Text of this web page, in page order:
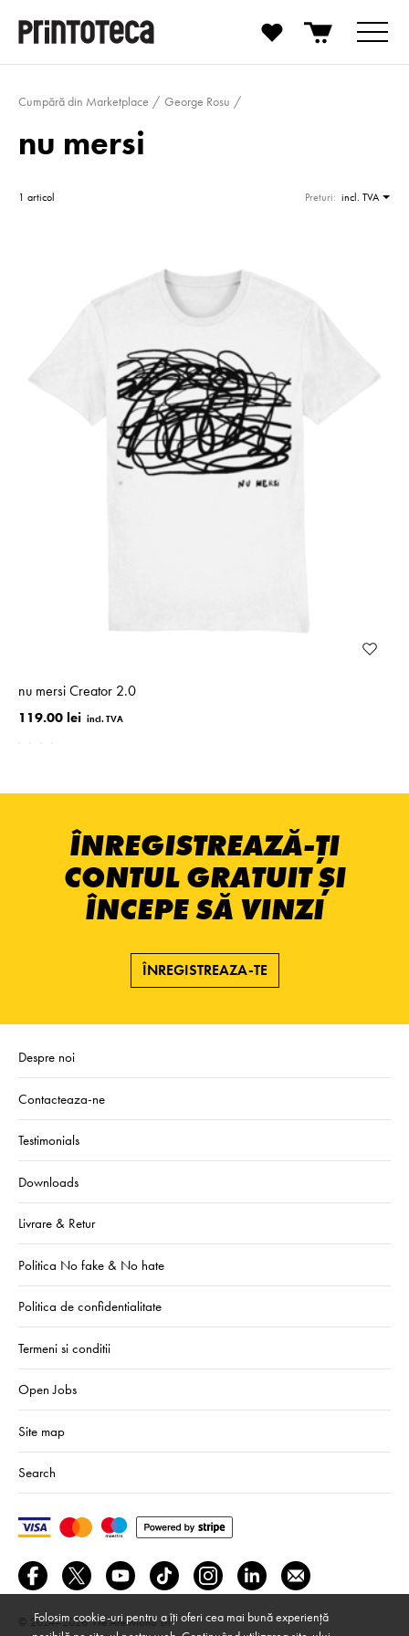
Cumpără din Marketplace George Rosu
nu mersi
1 articol Preturi: incl. TVA
nu mersi Creator 2.0
119.00 lei
ÎNREGISTREAZĂ-ȚI
CONTUL GRATUIT ȘI
ÎNCEPE SĂ VINZI
ÎNREGISTREAZA-TE
Despre noi
Contacteaza-ne
Testimonials
Downloads
Livrare & Retur
Politica No fake & No hate
Politica de confidentialitate
Termeni si conditii
Open Jobs
Site map
Search
© 2024–2026 We Are Mono srl
Folosim cookie-uri pentru a îți oferi cea mai bună experiență